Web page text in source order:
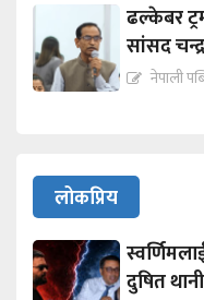
ढल्केबर
सांसद
नेपाली
लोकप्रिय
दुषित